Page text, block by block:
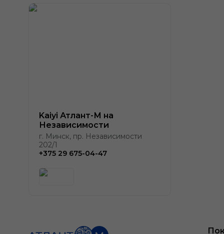
Kaiyi Атлант-М на
Независимости
г. Минск, пр. Независимости
202/1
+375 29 675-04-47